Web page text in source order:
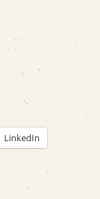
LinkedIn